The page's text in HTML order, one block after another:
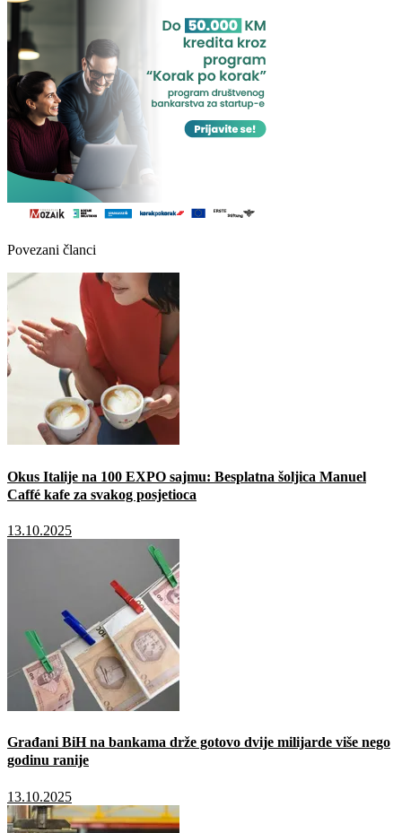
Povezani članci
Okus Italije na 100 EXPO sajmu: Besplatna šoljica Manuel
Caffé kafe za svakog posjetioca
13.10.2025
Građani BiH na bankama drže gotovo dvije milijarde više nego
godinu ranije
13.10.2025